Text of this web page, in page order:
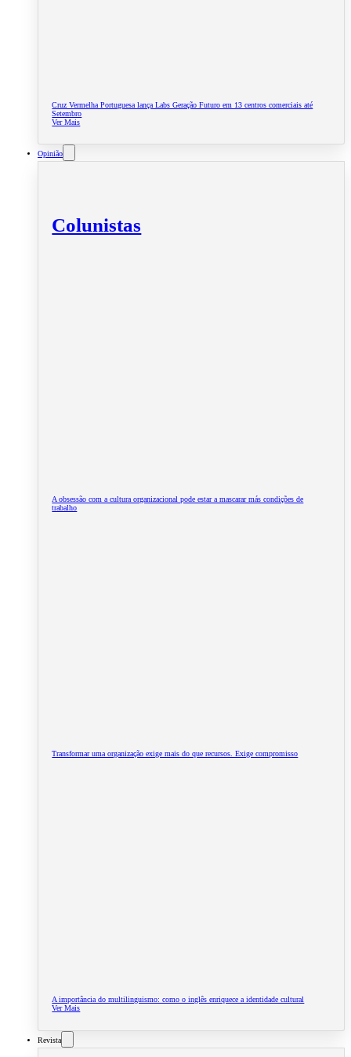
Cruz Vermelha Portuguesa lança Labs Geração Futuro em 13 centros comerciais até
Setembro
Ver Mais
Opinião
Colunistas
A obsessão com a cultura organizacional pode estar a mascarar más condições de
trabalho
Transformar uma organização exige mais do que recursos. Exige compromisso
A importância do multilinguismo: como o inglês enriquece a identidade cultural
Ver Mais
Revista